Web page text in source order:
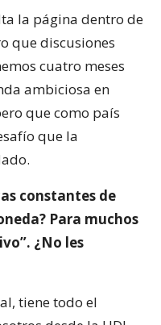
la página dentro de
que discusiones
cuatro meses
ambiciosa en
que como país
que la
constantes de
Para muchos
¿No les
tiene todo el